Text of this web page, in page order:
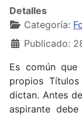
Detalles
Categoría:
Publicado:
Es común que
propios
dictan. Antes
aspirante